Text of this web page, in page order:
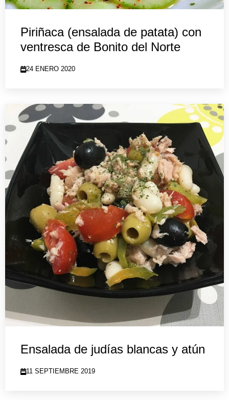
Piriñaca (ensalada de patata) con
ventresca de Bonito del Norte
24 ENERO 2020
Ensalada de judías blancas y atún
11 SEPTIEMBRE 2019